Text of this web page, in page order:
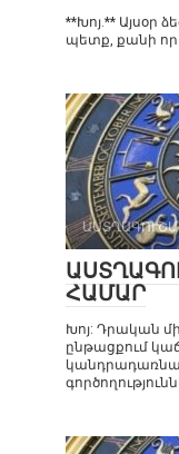
**Խոյ.** Այսօր
պետք, քանի որ
ՀԱՄԱՐ
Խոյ: Դրական
ընթացքում
կանդրադառնա